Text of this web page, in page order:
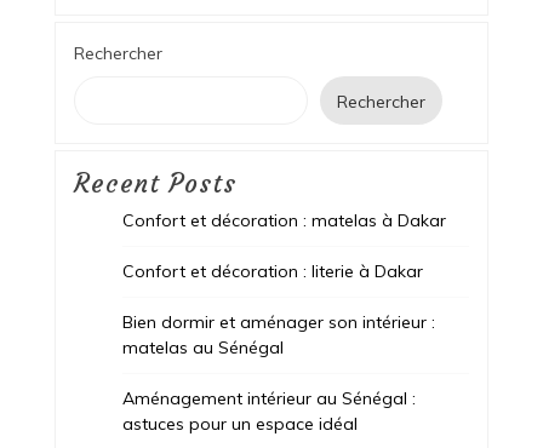
Rechercher
Rechercher
Recent Posts
Confort et décoration : matelas à Dakar
Confort et décoration : literie à Dakar
Bien dormir et aménager son intérieur :
matelas au Sénégal
Aménagement intérieur au Sénégal :
astuces pour un espace idéal